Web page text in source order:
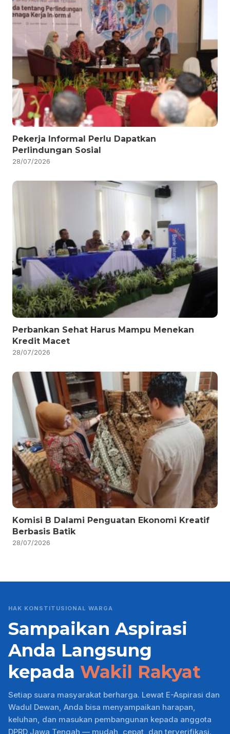
Pekerja Informal Perlu Dapatkan
Perlindungan Sosial
28/07/2026
Perbankan Sehat Harus Mampu Menekan
Kredit Macet
28/07/2026
Komisi B Dalami Penguatan Ekonomi Kreatif
Berbasis Batik
28/07/2026
HAK KONSTITUSIONAL WARGA
Sampaikan Aspirasi
Anda Langsung
kepada Wakil Rakyat
Setiap suara masyarakat berharga. Lewat E-Aspirasi dan
Wadul Dewan, Anda bisa menyampaikan harapan,
keluhan, dan masukan pembangunan kepada anggota
DPRD Jawa Tengah — mudah, cepat, dan terverifikasi.